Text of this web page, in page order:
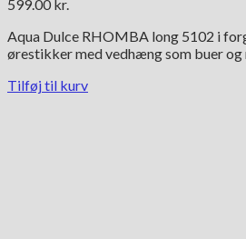
599.00 kr.
Aqua Dulce RHOMBA long 5102 i
ørestikker med vedhæng som buer og
Tilføj til kurv